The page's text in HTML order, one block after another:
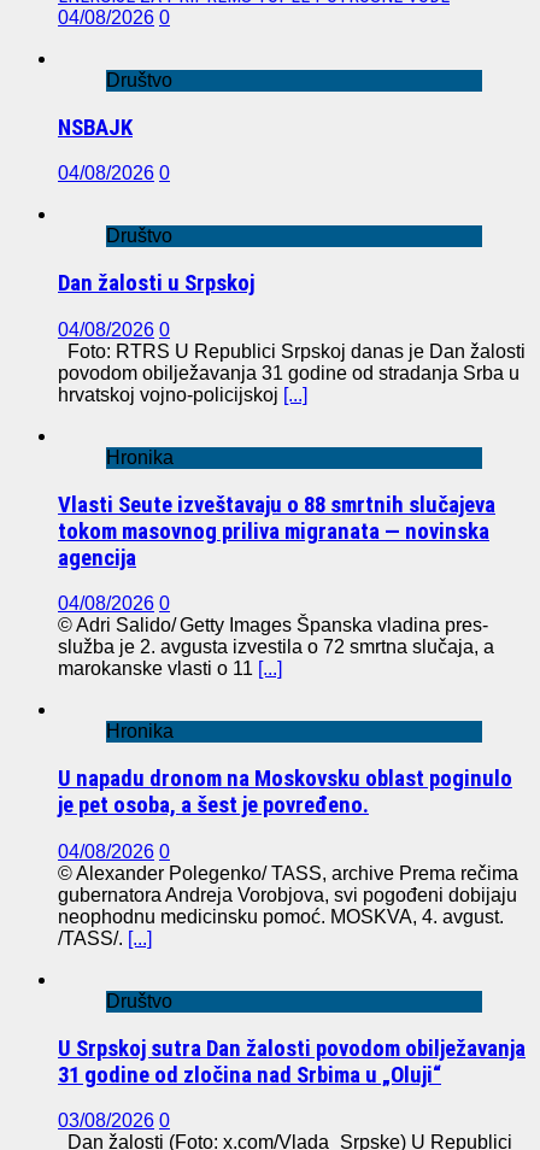
04/08/2026 0
Društvo
NSBAJK
04/08/2026 0
Društvo
Dan žalosti u Srpskoj
04/08/2026 0
Foto: RTRS U Republici Srpskoj danas je Dan žalosti
povodom obilježavanja 31 godine od stradanja Srba u
hrvatskoj vojno-policijskoj [...]
Hronika
Vlasti Seute izveštavaju o 88 smrtnih slučajeva
tokom masovnog priliva migranata — novinska
agencija
04/08/2026 0
© Adri Salido/ Getty Images Španska vladina pres-
služba je 2. avgusta izvestila o 72 smrtna slučaja, a
marokanske vlasti o 11 [...]
Hronika
U napadu dronom na Moskovsku oblast poginulo
je pet osoba, a šest je povređeno.
04/08/2026 0
© Alexander Polegenko/ TASS, archive Prema rečima
gubernatora Andreja Vorobjova, svi pogođeni dobijaju
neophodnu medicinsku pomoć. MOSKVA, 4. avgust.
/TASS/. [...]
Društvo
U Srpskoj sutra Dan žalosti povodom obilježavanja
31 godine od zločina nad Srbima u „Oluji“
03/08/2026 0
Dan žalosti (Foto: x.com/Vlada_Srpske) U Republici